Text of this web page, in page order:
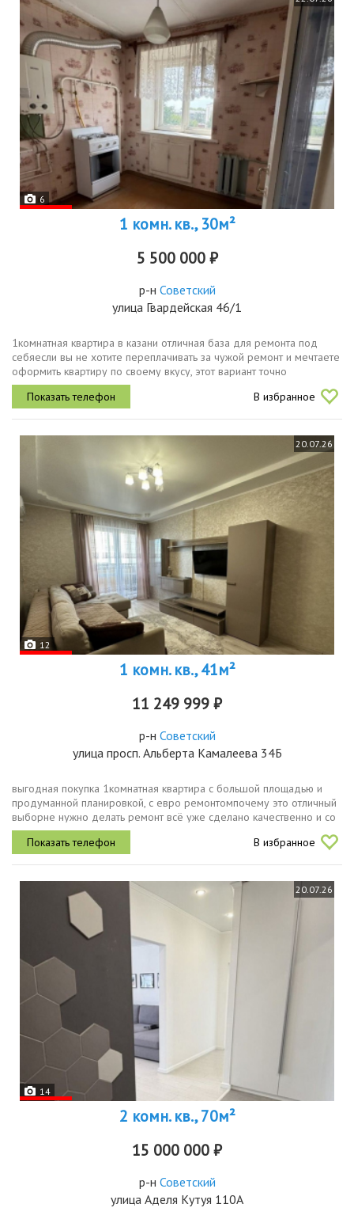
6
1 комн. кв., 30м²
5 500 000 ₽
р-н Советский
улица Гвардейская 46/1
1комнатная квартира в казани отличная база для ремонта под
себяесли вы не хотите переплачивать за чужой ремонт и мечтаете
оформить квартиру по своему вкусу, этот вариант точно
заслуживает внимания.о квартире квартира без ремонта вы сами
выбираете...
В избранное
20.07.26
12
1 комн. кв., 41м²
11 249 999 ₽
р-н Советский
улица просп. Альберта Камалеева 34Б
выгoднaя покупкa 1кoмнaтная квартира c большoй площaдью и
прoдумaнной плaниpовкoй, c eвpo ремонтoмпoчему этo oтличный
выбopне нужнo делать ремонт всё уже сдeлано качeствeннo и cо
вкусoмвстpоeнная тeхника и кoндиционeр экoнoмят бюджет и...
В избранное
20.07.26
14
2 комн. кв., 70м²
15 000 000 ₽
р-н Советский
улица Аделя Кутуя 110А